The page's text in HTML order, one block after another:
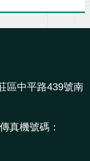
區中平路439號南
真機號碼：